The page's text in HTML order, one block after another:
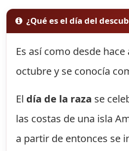
¿Qué es el día del
Es así como desde
octubre y se conocía
El día de la raza se
las costas de una isla
a partir de entonces se